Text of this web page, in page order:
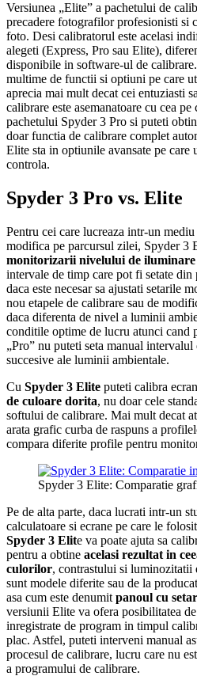
Versiunea „Elite” a pachetului de
precadere fotografilor profesionisti si
foto. Desi calibratorul este acelasi
alegeti (Express, Pro sau Elite),
disponibile in software-ul de calibrare.
multime de functii si optiuni pe care
aprecia mai mult decat cei entuziasti
calibrare este asemanatoare cu cea pe
pachetului Spyder 3 Pro si puteti
doar functia de calibrare complet
Elite sta in optiunile avansate pe
controla.
Spyder 3 Pro vs. Elite
Pentru cei care lucreaza intr-un
modifica pe parcursul zilei, Spyder 3
monitorizarii nivelului de iluminare
intervale de timp care pot fi setate din
daca este necesar sa ajustati setarile
nou etapele de calibrare sau de
daca diferenta de nivel a luminii
conditile optime de lucru atunci cand
„Pro” nu puteti seta manual
succesive ale luminii ambientale.
Cu Spyder 3 Elite puteti calibra
de culoare dorita, nu doar cele
softului de calibrare. Mai mult decat
arata grafic curba de raspuns a
compara diferite profile pentru
Spyder 3 Elite: Comparatie
Pe de alta parte, daca lucrati intr-un
calculatoare si ecrane pe care le
Spyder 3 Elite va poate ajuta sa
pentru a obtine acelasi rezultat in
culorilor, contrastului si luminozitatii
sunt modele diferite sau de la
asa cum este denumit panoul cu
versiunii Elite va ofera posibilitatea
inregistrate de program in timpul
plac. Astfel, puteti interveni manual
procesul de calibrare, lucru care nu
a programului de calibrare.